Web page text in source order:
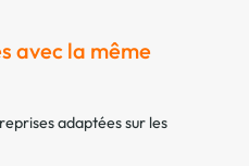
avec la même
adaptées sur les